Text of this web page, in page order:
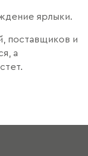
ярлыки.
поставщиков и
а